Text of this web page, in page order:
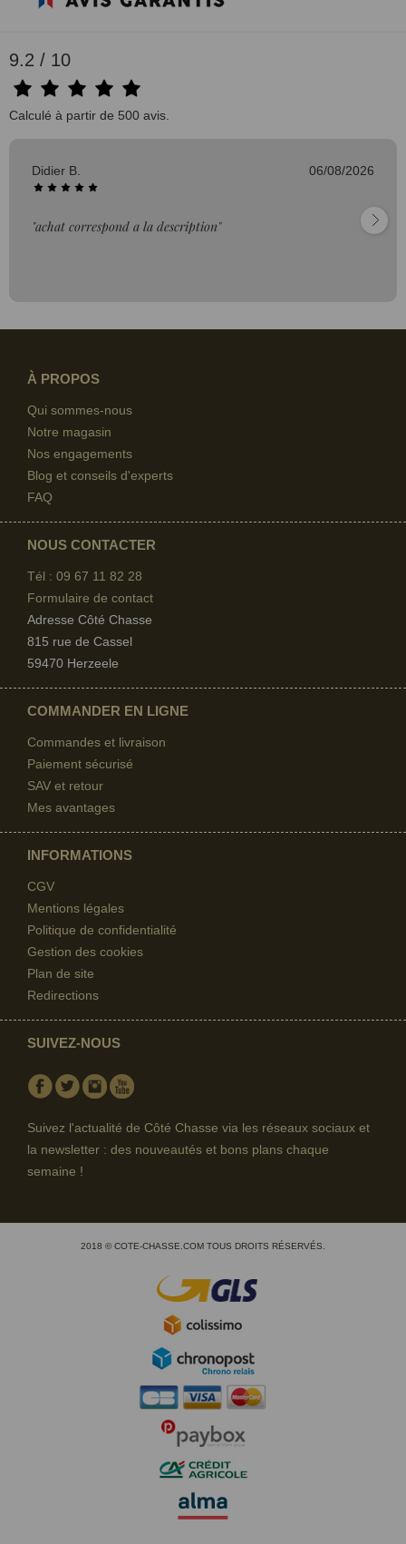
9.2 / 10
Calculé à partir de 500 avis.
Didier B. 06/08/2026
"achat correspond a la description"
À PROPOS
Qui sommes-nous
Notre magasin
Nos engagements
Blog et conseils d'experts
FAQ
NOUS CONTACTER
Tél : 09 67 11 82 28
Formulaire de contact
Adresse Côté Chasse
815 rue de Cassel
59470 Herzeele
COMMANDER EN LIGNE
Commandes et livraison
Paiement sécurisé
SAV et retour
Mes avantages
INFORMATIONS
CGV
Mentions légales
Politique de confidentialité
Gestion des cookies
Plan de site
Redirections
SUIVEZ-NOUS
Facebook
TwitterInstagram
Suivez l'actualité de Côté Chasse via les réseaux sociaux et
la newsletter : des nouveautés et bons plans chaque
semaine !
2018 © COTE-CHASSE.COM TOUS DROITS RÉSERVÉS.